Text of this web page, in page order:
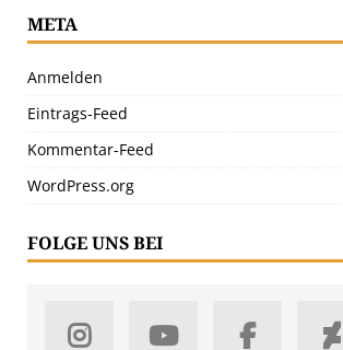
META
Anmelden
Eintrags-Feed
Kommentar-Feed
WordPress.org
FOLGE UNS BEI